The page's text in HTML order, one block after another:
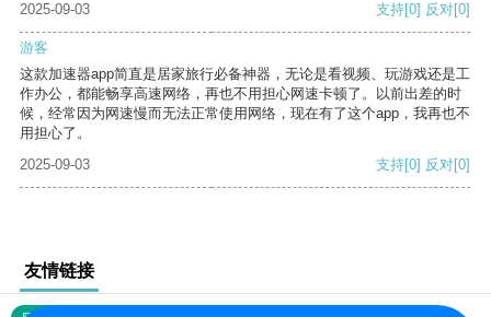
2025-09-03 支持[0] 反对[0]
游客
这款加速器app简直是居家旅行必备神器，无论是看视频、玩游戏还是工
作办公，都能畅享高速网络，再也不用担心网速卡顿了。以前出差的时
候，经常因为网速慢而无法正常使用网络，现在有了这个app，我再也不
用担心了。
2025-09-03
支持[0] 反对[0]
友情链接